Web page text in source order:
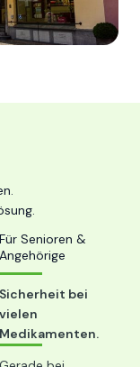
Für Senioren &
Angehörige
Sicherheit bei
vielen
Medikamenten.